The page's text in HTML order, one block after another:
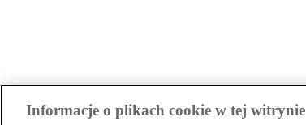
Informacje o plikach cookie w tej witrynie